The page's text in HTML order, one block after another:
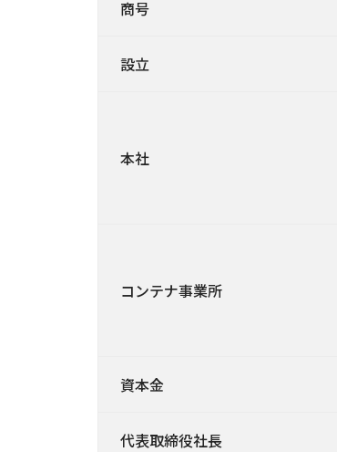
商号
設立
本社
コンテナ事業所
資本金
代表取締役社長